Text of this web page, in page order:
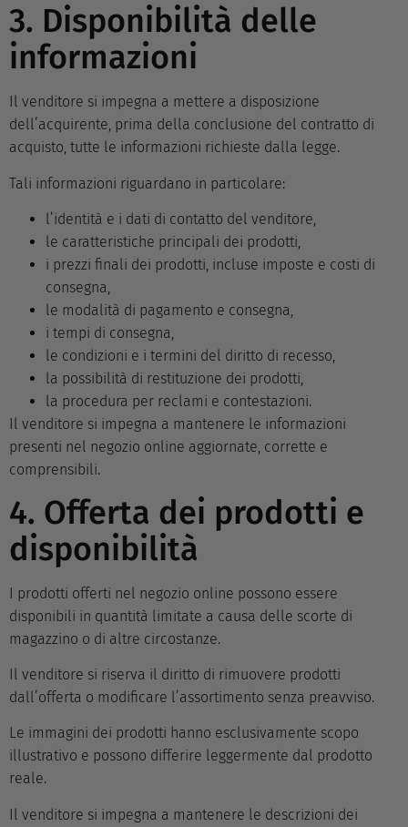
3. Disponibilità delle
informazioni
Il venditore si impegna a mettere a disposizione
dell’acquirente, prima della conclusione del contratto di
acquisto, tutte le informazioni richieste dalla legge.
Tali informazioni riguardano in particolare:
l’identità e i dati di contatto del venditore,
le caratteristiche principali dei prodotti,
i prezzi finali dei prodotti, incluse imposte e costi di
consegna,
le modalità di pagamento e consegna,
i tempi di consegna,
le condizioni e i termini del diritto di recesso,
la possibilità di restituzione dei prodotti,
la procedura per reclami e contestazioni.
Il venditore si impegna a mantenere le informazioni
presenti nel negozio online aggiornate, corrette e
comprensibili.
4. Offerta dei prodotti e
disponibilità
I prodotti offerti nel negozio online possono essere
disponibili in quantità limitate a causa delle scorte di
magazzino o di altre circostanze.
Il venditore si riserva il diritto di rimuovere prodotti
dall’offerta o modificare l’assortimento senza preavviso.
Le immagini dei prodotti hanno esclusivamente scopo
illustrativo e possono differire leggermente dal prodotto
reale.
Il venditore si impegna a mantenere le descrizioni dei